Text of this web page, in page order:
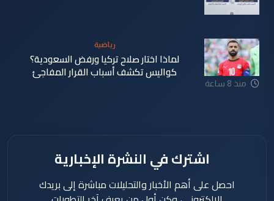
منذ 8 ساعة
رياضية
لماذا اختار صلاح تركيا ورفض السعودية؟
كواليس تكشف أسباب القرار المفاجئ
اشترك في النشرة الإخبارية
احصل على أهم الأخبار والتحليلات مباشرة إلى بريدك